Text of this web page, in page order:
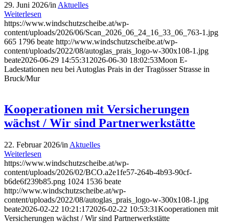
29. Juni 2026/in Aktuelles
Weiterlesen
https://www.windschutzscheibe.at/wp-
content/uploads/2026/06/Scan_2026_06_24_16_33_06_763-1.jpg
665 1796 beate http://www.windschutzscheibe.at/wp-
content/uploads/2022/08/autoglas_prais_logo-w-300x108-1.jpg
beate2026-06-29 14:55:31 2026-06-30 18:02:53Moon E-
Ladestationen neu bei Autoglas Prais in der Tragösser Strasse in
Bruck/Mur
Kooperationen mit Versicherungen
wächst / Wir sind Partnerwerkstätte
22. Februar 2026/in Aktuelles
Weiterlesen
https://www.windschutzscheibe.at/wp-
content/uploads/2026/02/BCO.a2e1fe57-264b-4b93-90cf-
b6de6f239b85.png 1024 1536 beate
http://www.windschutzscheibe.at/wp-
content/uploads/2022/08/autoglas_prais_logo-w-300x108-1.jpg
beate2026-02-22 10:21:172026-02-22 10:53:31Kooperationen mit
Versicherungen wächst / Wir sind Partnerwerkstätte